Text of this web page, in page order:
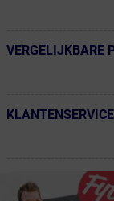
← Terug naar
VERGELIJKBARE
← Terug naar
KLANTENSERVICE